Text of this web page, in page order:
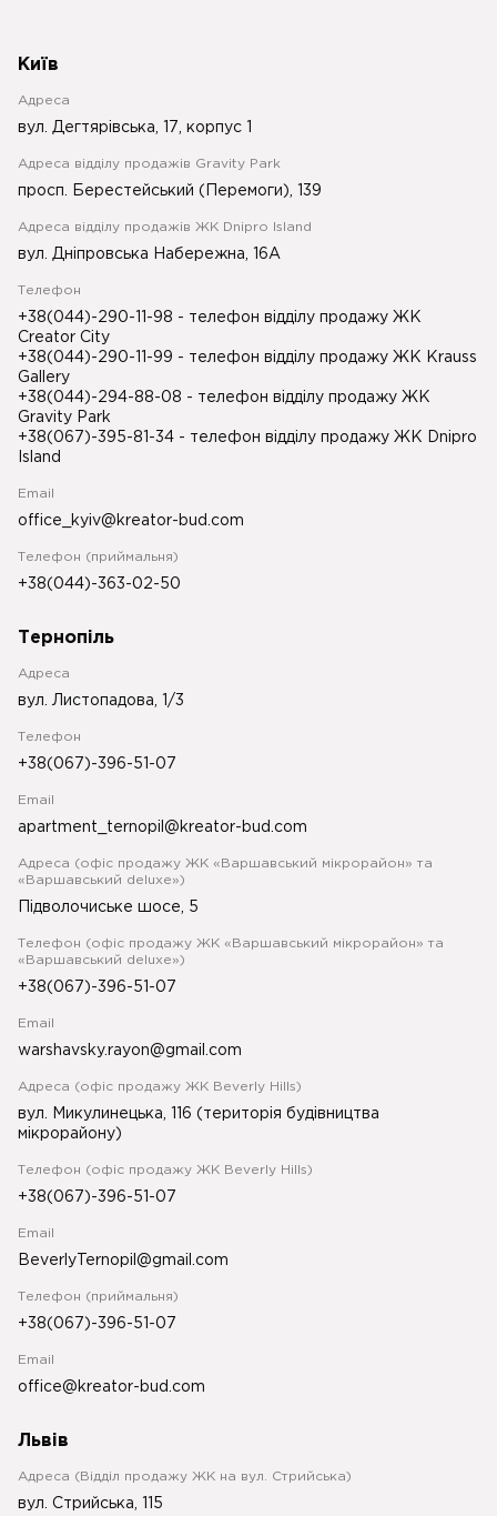
Київ
Адреса
вул. Дегтярівська, 17, корпус 1
Адреса відділу продажів Gravity Park
просп. Берестейський (Перемоги), 139
Адреса відділу продажів ЖК Dnipro Island
вул. Дніпровська Набережна, 16А
Телефон
+38(044)-290-11-98 - телефон відділу продажу ЖК
Creator City
+38(044)-290-11-99 - телефон відділу продажу ЖК Krauss
Gallery
+38(044)-294-88-08 - телефон відділу продажу ЖК
Gravity Park
+38(067)-395-81-34 - телефон відділу продажу ЖК Dnipro
Island
Email
office_kyiv@kreator-bud.com
Телефон (приймальня)
+38(044)-363-02-50
Тернопіль
Адреса
вул. Листопадова, 1/3
Телефон
+38(067)-396-51-07
Email
apartment_ternopil@kreator-bud.com
Адреса (офіс продажу ЖК «Варшавський мікрорайон» та
«Варшавський deluxe»)
Підволочиське шосе, 5
Телефон (офіс продажу ЖК «Варшавський мікрорайон» та
«Варшавський deluxe»)
+38(067)-396-51-07
Email
warshavsky.rayon@gmail.com
Адреса (офіс продажу ЖК Beverly Hills)
вул. Микулинецька, 116 (територія будівництва
мікрорайону)
Телефон (офіс продажу ЖК Beverly Hills)
+38(067)-396-51-07
Email
BeverlyTernopil@gmail.com
Телефон (приймальня)
+38(067)-396-51-07
Email
office@kreator-bud.com
Львів
Адреса (Відділ продажу ЖК на вул. Стрийська)
вул. Стрийська, 115